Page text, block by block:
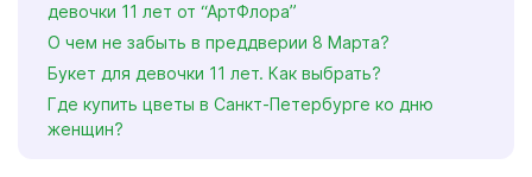
девочки 11 лет от “АртФлора”
О чем не забыть в преддверии 8 Марта?
Букет для девочки 11 лет. Как выбрать?
Где купить цветы в Санкт-Петербурге ко дню
женщин?